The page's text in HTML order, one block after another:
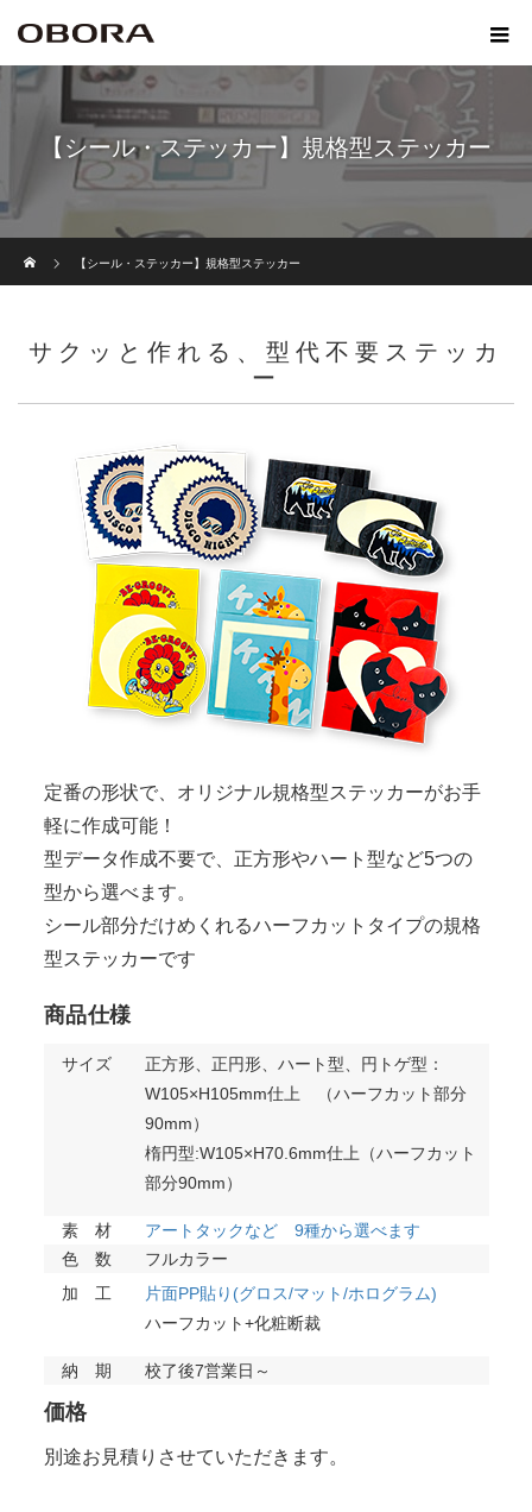
【シール・ステッカー】規格型ステッカー
【シール・ステッカー】規格型ステッカー
サクッと作れる、型代不要ステッカ
ー
定番の形状で、オリジナル規格型ステッカーがお手
軽に作成可能！
型データ作成不要で、正方形やハート型など5つの
型から選べます。
シール部分だけめくれるハーフカットタイプの規格
型ステッカーです
商品仕様
サイズ
正方形、正円形、ハート型、円トゲ型：
W105×H105mm仕上 （ハーフカット部分
90mm）
楕円型:W105×H70.6mm仕上（ハーフカット
部分90mm）
素 材
アートタックなど 9種から選べます
色 数
フルカラー
加 工
片面PP貼り(グロス/マット/ホログラム)
ハーフカット+化粧断裁
納 期 校了後7営業日～
価格
別途お見積りさせていただきます。